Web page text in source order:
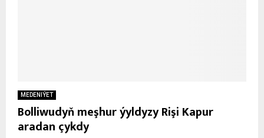
MEDENIÝET
Bolliwudyň meşhur ýyldyzy Rişi Kapur
aradan çykdy